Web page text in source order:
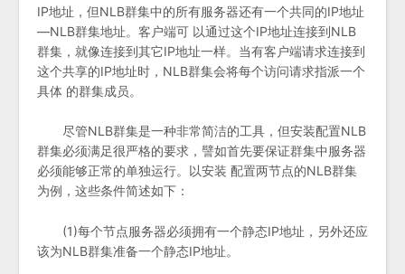
IP地址，但NLB群集中的所有服务器还有一个共同的IP地址
—NLB群集地址。客户端可 以通过这个IP地址连接到NLB
群集，就像连接到其它IP地址一样。当有客户端请求连接到
这个共享的IP地址时，NLB群集会将每个访问请求指派一个
具体 的群集成员。
尽管NLB群集是一种非常简洁的工具，但安装配置NLB
群集必须满足很严格的要求，譬如首先要保证群集中服务器
必须能够正常的单独运行。以安装 配置两节点的NLB群集
为例，这些条件简述如下：
(1)每个节点服务器必须拥有一个静态IP地址，另外还应
该为NLB群集准备一个静态IP地址。